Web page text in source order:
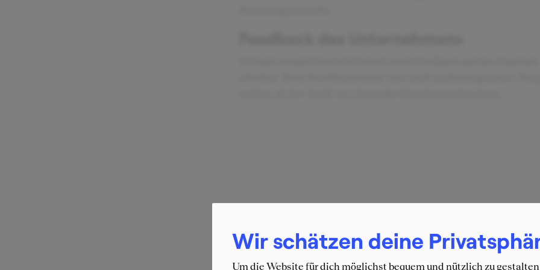
Wir schätzen deine
Um die Website für dich möglichst bequem und nützlich zu